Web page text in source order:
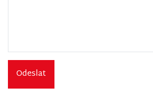
Odeslat